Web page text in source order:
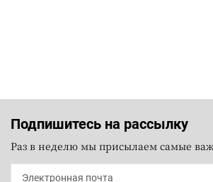
Подпишитесь на рассылку
Раз в неделю мы присылаем самые